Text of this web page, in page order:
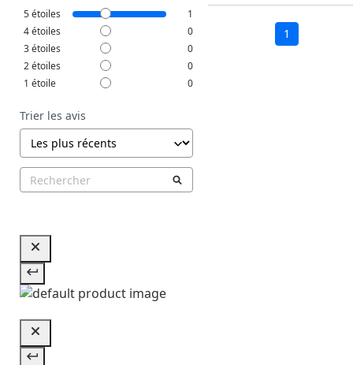
5étoiles
1
4étoiles
0
3étoiles
0
2étoiles
0
1 étoile 0
Trier les avis
1